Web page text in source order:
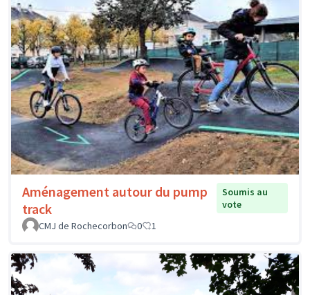
Aménagement autour du pump
track
Soumis au
vote
CMJ de Rochecorbon
0 1